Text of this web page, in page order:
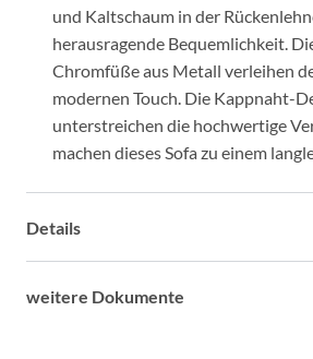
und Kaltschaum in der
herausragende Bequemlichkeit.
Chromfüße aus Metall verleihen
modernen Touch. Die Kappnaht-
unterstreichen die hochwertige
machen dieses Sofa zu einem
Details
weitere Dokumente